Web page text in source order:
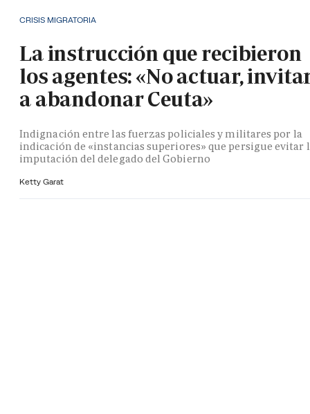
CRISIS MIGRATORIA
La instrucción que recibieron
los agentes: «No actuar,
a abandonar Ceuta»
Indignación entre las fuerzas policiales y militares por la
indicación de «instancias superiores» que persigue evitar
imputación del delegado del Gobierno
Ketty Garat